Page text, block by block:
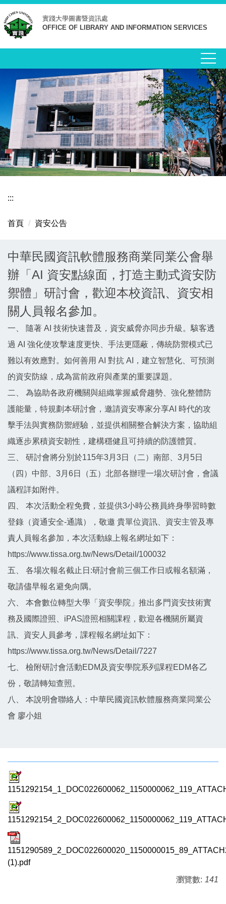
跳
到
主
要
實踐大學圖書暨資訊處
OFFICE OF LIBRARY AND INFORMATION SERVICES
:::
首頁 資安公告
中華民國資訊軟體服務商業同業公會舉
辦「AI 資安點線面，打造主動式資安防
禦體」研討會，歡迎本校資訊、資安相
關人員報名參加。
一、 隨著 AI 技術快速普及，資安威脅亦同步升級。駭客透
過 AI 強化使攻擊速度更快、手法更隱蔽，傳統防禦模式已
難以有效應對。如何善用 AI 對抗 AI，建立智慧化、可預測
的資安防線，成為當前政府與產業的重要課題。
二、 為協助各政府機關與組織掌握威脅趨勢、強化整體防
護能量，特規劃本研討會，邀請資安專家分享AI 時代的攻
擊手法與實務防禦經驗，並提供相關整合解決方案，協助組
織逐步累積資安韌性，建構穩健且可持續的防護體質。
三、 研討會將分別於115年3月3日（二）南部、3月5日
（四）中部、3月6日（五）北部各辦理一場次研討會，會議
議程詳如附件。
四、 本次活動全程免費，並提供3小時公務員終身學習時數
登錄（資通安全-通識），敬邀 貴單位資訊、資安主管及專
責人員報名參加，本次活動線上報名網址如下：
https://www.tissa.org.tw/News/Detail/100032
五、 各場次報名截止日:研討會前三個工作日或報名額滿，
敬請儘早報名避免向隅。
六、 本會數位轉型大學「資安學院」推出多門資安技術實
務及國際證照、iPAS證照相關課程，歡迎各機關所屬資
訊、資安人員參考，課程報名網址如下：
https://www.tissa.org.tw/News/Detail/7227
七、 檢附研討會活動EDM及資安學院系列課程EDM各乙
份，敬請轉知查照。
八、 本說明會聯絡人：中華民國資訊軟體服務商業同業公
會 廖小姐
(1).pdf
瀏覽數: 141